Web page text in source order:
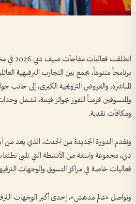
انطلقت
برنامجاً متنوعاً، يجمع بين التجارب الترفيهية
المباشرة، والعروض الترويجية الكبرى، إلى جانب
والمتسوقين فرصاً للفوز بجوائز قيّمة، تشمل
ومكافآت نقدية.
وتقدم الدورة الجديدة من الحدث، الذي يعد من
دبي، مجموعة واسعة من الأنشطة التي تلبي
فعاليات خاصة في مراكز التسوق والوجهات
وتواصل «عالم مدهش»، إحدى أكبر الوجهات